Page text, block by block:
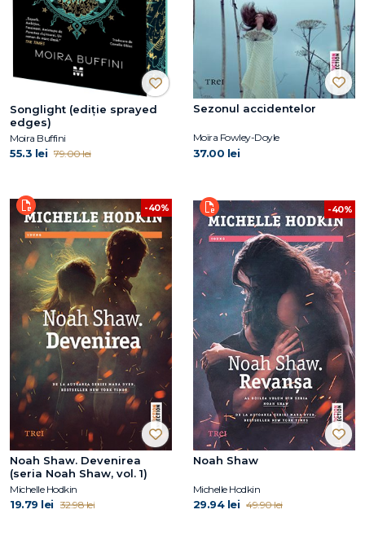
Songlight (ediție sprayed
edges)
Moira Buffini
55.3 lei 79.00 lei
Sezonul accidentelor
Moïra Fowley-Doyle
37.00 lei
-40%
Noah Shaw. Devenirea
(seria Noah Shaw, vol. 1)
Michelle Hodkin
19.79 lei 32.98 lei
-40%
Noah Shaw
Michelle Hodkin
29.94 lei 49.90 lei